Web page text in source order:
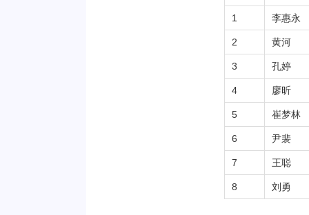
1 李惠永
2 黄河
3 孔婷
4 廖昕
5 崔梦林
6 尹裴
7 王聪
8 刘勇